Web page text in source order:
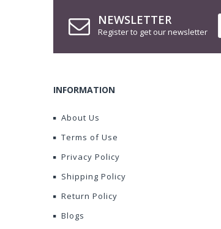
NEWSLETTER
Register to get our newsletter
INFORMATION
About Us
Terms of Use
Privacy Policy
Shipping Policy
Return Policy
Blogs